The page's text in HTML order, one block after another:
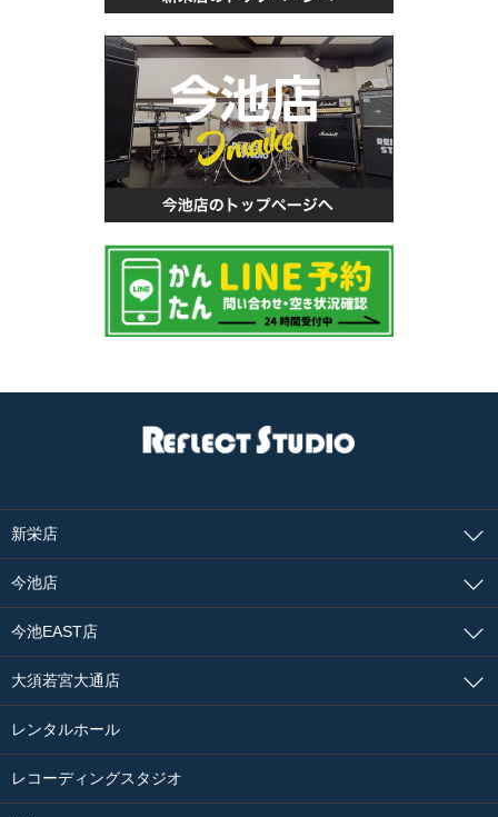
新栄店
今池店
今池EAST店
大須若宮大通店
レンタルホール
レコーディングスタジオ